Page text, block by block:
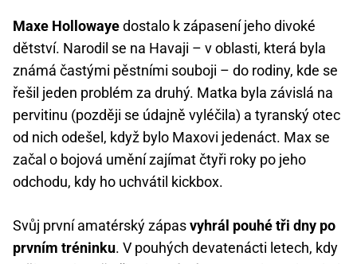
Maxe Hollowayedostalo k zápasení jeho divoké
dětství. Narodil se na Havaji – v oblasti, která byla
známá častými pěstními souboji – do rodiny, kde se
řešil jeden problém za druhý. Matka byla závislá na
pervitinu (později se údajně vyléčila) a tyranský otec
od nich odešel, když bylo Maxovi jedenáct. Max se
začal o bojová umění zajímat čtyři roky po jeho
odchodu, kdy ho uchvátil kickbox.
Svůj první amatérský zápasvyhrál pouhé tři dny po
prvním tréninku. V pouhých devatenácti letech, kdy